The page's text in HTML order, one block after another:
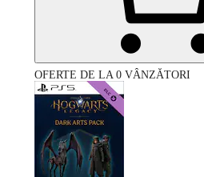
OFERTE DE LA 0 VÂNZĂTORI